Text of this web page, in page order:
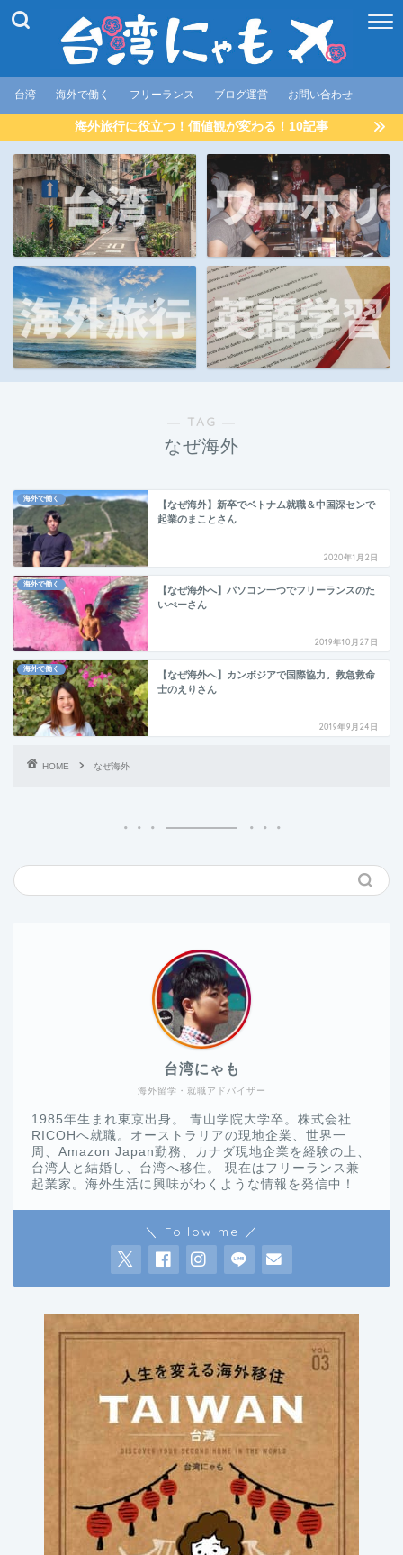
台湾 海外で働く フリーランス ブログ運営 お問い合わせ
海外旅行に役立つ！価値観が変わる！10記事
― TAG ―
なぜ海外
海外で働く
【なぜ海外】新卒でベトナム就職＆中国深センで
起業のまことさん
2020年1月2日
海外で働く
【なぜ海外へ】パソコン一つでフリーランスのた
いぺーさん
2019年10月27日
海外で働く
【なぜ海外へ】カンボジアで国際協力。救急救命
士のえりさん
2019年9月24日
HOME なぜ海外
海外留学・就職アドバイザー
台湾にゃも
1985年生まれ東京出身。 青山学院大学卒。株式会社
RICOHへ就職。オーストラリアの現地企業、世界一
周、Amazon Japan勤務、カナダ現地企業を経験の上、
台湾人と結婚し、台湾へ移住。 現在はフリーランス兼
起業家。海外生活に興味がわくような情報を発信中！
＼ Follow me ／